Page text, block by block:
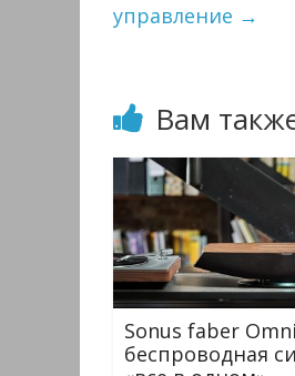
управление →
Вам
Sonus faber
беспроводная